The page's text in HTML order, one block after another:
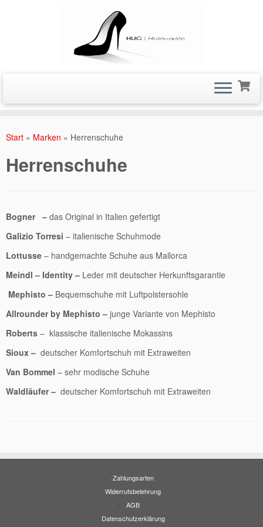
Inhalt
Start » Marken » Herrenschuhe
Herrenschuhe
Bogner – das Original in Italien gefertigt
Galizio Torresi – italienische Schuhmode
Lottusse – handgemachte Schuhe aus Mallorca
Meindl – Identity – Leder mit deutscher Herkunftsgarantie
Mephisto – Bequemschuhe mit Luftpolstersohle
Allrounder by Mephisto – junge Variante von Mephisto
Roberts – klassische italienische Mokassins
Sioux – deutscher Komfortschuh mit Extraweiten
Van Bommel – sehr modische Schuhe
Waldläufer – deutscher Komfortschuh mit Extraweiten
Zahlungsarten
Widerrufsbelehrung
AGB
Datenschutzerklärung